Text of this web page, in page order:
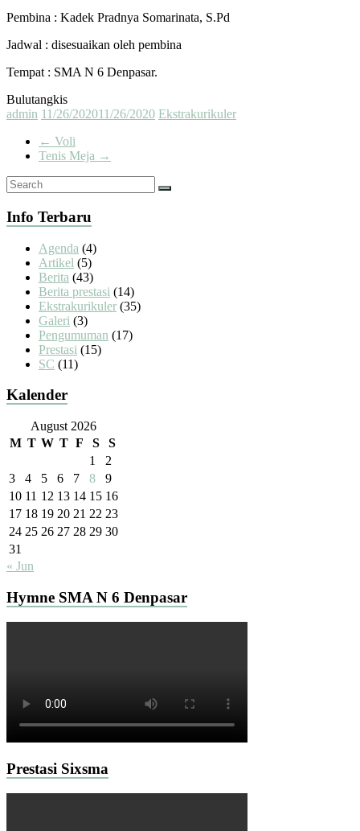
Pembina : Kadek Pradnya Somarinata, S.Pd
Jadwal : disesuaikan oleh pembina
Tempat : SMA N 6 Denpasar.
Bulutangkis
admin 11/26/202011/26/2020 Ekstrakurikuler
← Voli
Tenis Meja →
Info Terbaru
Agenda (4)
Artikel (5)
Berita (43)
Berita prestasi (14)
Ekstrakurikuler (35)
Galeri (3)
Pengumuman (17)
Prestasi (15)
SC (11)
Kalender
August 2026
M T W T F S
S
1
2
3
4 5 6 7 8
9
10 11 12 13 14 15 16
17 18 19 20 21 22 23
24 25 26 27 28 29 30
31
« Jun
Hymne SMA N 6 Denpasar
Prestasi Sixsma